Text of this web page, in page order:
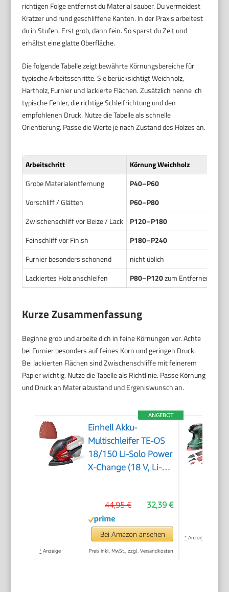
richtigen Folge entfernst du Material sauber. Du vermeidest
Kratzer und rund geschliffene Kanten. In der Praxis arbeitest
du in Stufen. Erst grob, dann fein. So sparst du Zeit und
erhältst eine glatte Oberfläche.
Die folgende Tabelle zeigt bewährte Körnungsbereiche für
typische Arbeitsschritte. Sie berücksichtigt Weichholz,
Hartholz, Furnier und lackierte Flächen. Zusätzlich nenne ich
typische Fehler, die richtige Schleifrichtung und den
empfohlenen Druck. Nutze die Tabelle als schnelle
Orientierung. Passe die Werte je nach Zustand des Holzes an.
Arbeitschritt
Körnung Weichholz
Grobe Materialentfernung
P40–P60
Vorschliff / Glätten
P60–P80
Zwischenschliff vor Beize / Lack
P120–P180
Feinschliff vor Finish
P180–P240
Furnier besonders schonend
nicht üblich
Lackiertes Holz anschleifen
P80–P120zum Entfernen alter
Kurze Zusammenfassung
Beginne grob und arbeite dich in feine Körnungen vor. Achte
bei Furnier besonders auf feines Korn und geringen Druck.
Bei lackierten Flächen sind Zwischenschliffe mit feinerem
Papier wichtig. Nutze die Tabelle als Richtlinie. Passe Körnung
und Druck an Materialzustand und Ergeniswunsch an.
ANGEBOT
Einhell Akku-
Multischleifer TE-OS
18/150 Li-Solo Power
X-Change (18 V, Li-
Staubfangbox,
Staubabsaugadapter,
ohne Akku und
Ladegerät)
32,39 €
44,95 €
Bei Amazon ansehen
* Anzeige Preis inkl. MwSt., zzgl. Versandkosten
* Anzeige